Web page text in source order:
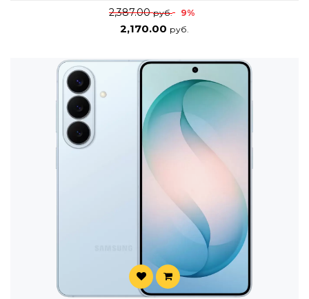
2,387.00руб. 9%
2,170.00 руб.